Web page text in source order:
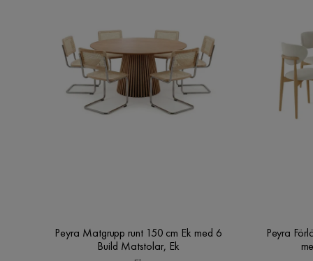
1. Endast handtvätt, använd kallt vatten och milt
2. Torka inte och stryk inte.
Peyra Matgrupp runt 150 cm Ek med 6
Build Matstolar, Ek
Peyra